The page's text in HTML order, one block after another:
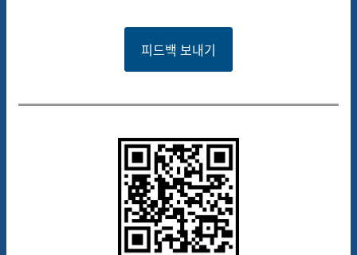
피드백 보내기